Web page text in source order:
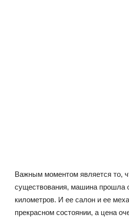
Важным моментом является то,
существования, машина прошла
километров. И ее салон и ее
прекрасном состоянии, а цена